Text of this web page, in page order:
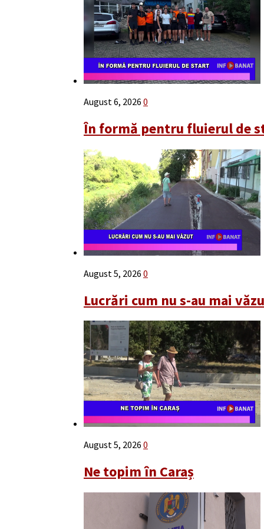
August 6, 2026 0
În formă pentru fluierul de
August 5, 2026 0
Lucrări cum nu s-au mai
August 5, 2026 0
Ne topim în Caraș